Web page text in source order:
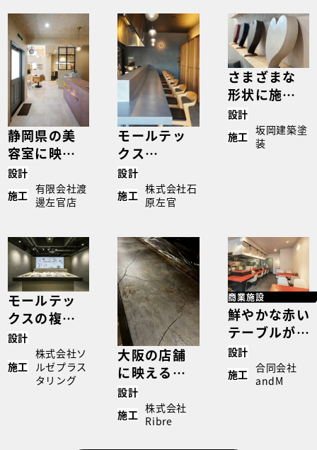
静岡県の美
容室に映え
る、オリジ
ナルカラー
のモール
ウンター｜
case5355
設計
施工 有限会社渡
邊左官店
モールテッ
クス
BM59×BIP
UR Sで仕上
げた、上質
り｜
case5276
設計
施工 株式会社石
原左官
さまざまな
形状に施工
できる、
モールテッ
クスの自由
設計
施工
坂岡建築塗
装
モールテッ
クスの複数
空間に見る
多彩な仕上
げ表現｜
case5244
設計
施工
株式会社ソ
ルゼプラス
タリング
大阪の店舗
に映える、
モールテッ
クス意匠仕
上げのカウ
設計
施工 株式会社
Ribre
商業施設
鮮やかな赤い
テーブルが目
を惹くモール
テックス｜宮
城県 施工事
設計
施工
合同会社
andM